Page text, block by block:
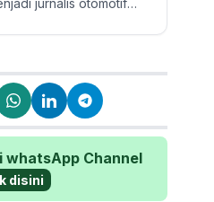
mereview banyak...
whatsApp Channel
disini